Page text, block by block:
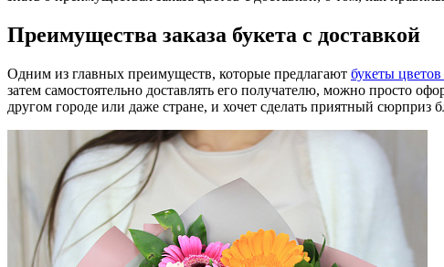
Преимущества заказа букета с доставкой
Одним из главных преимуществ, которые предлагают букеты
затем самостоятельно доставлять его получателю, можно просто
другом городе или даже стране, и хочет сделать приятный сюрприз